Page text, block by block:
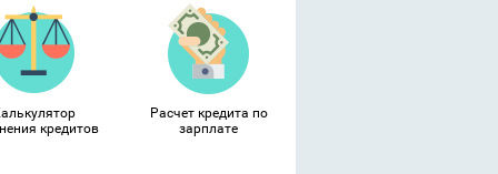
кредитов
Расчет кредита по
зарплате